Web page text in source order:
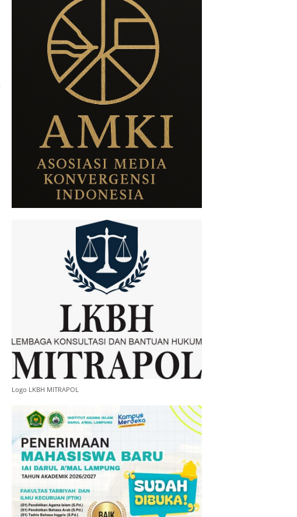
Logo LKBH MITRAPOL